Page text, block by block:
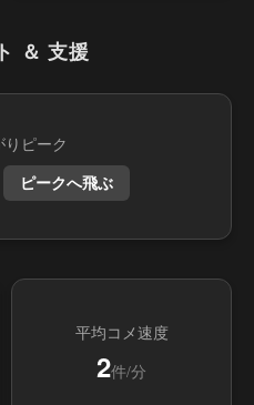
＆ 支援
ピーク
ピークへ飛ぶ
平均コメ速度
2件/分